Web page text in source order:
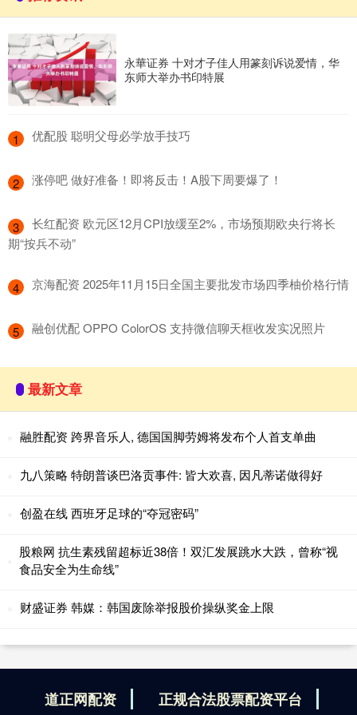
永華证券 十对才子佳人用篆刻诉说爱情，华
东师大举办书印特展
1 ​优配股 聪明父母必学放手技巧
2 ​涨停吧 做好准备！即将反击！A股下周要爆了！
3
​长红配资 欧元区12月CPI放缓至2%，市场预期欧央行将长
期“按兵不动”
4 ​京海配资 2025年11月15日全国主要批发市场四季柚价格行情
5 ​融创优配 OPPO ColorOS 支持微信聊天框收发实况照片
最新文章
融胜配资 跨界音乐人, 德国国脚劳姆将发布个人首支单曲
九八策略 特朗普谈巴洛贡事件: 皆大欢喜, 因凡蒂诺做得好
创盈在线 西班牙足球的“夺冠密码”
股粮网 抗生素残留超标近38倍！双汇发展跳水大跌，曾称“视
食品安全为生命线”
财盛证券 韩媒：韩国废除举报股价操纵奖金上限
道正网配资 正规合法股票配资平台